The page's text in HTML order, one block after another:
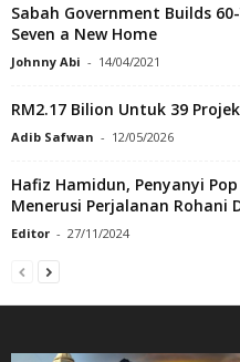
Sabah Government Builds
Seven a New Home
Johnny Abi - 14/04/2021
RM2.17 Bilion Untuk 39
Adib Safwan - 12/05/2026
Hafiz Hamidun, Penyanyi Pop
Menerusi Perjalanan Rohani
Editor - 27/11/2024